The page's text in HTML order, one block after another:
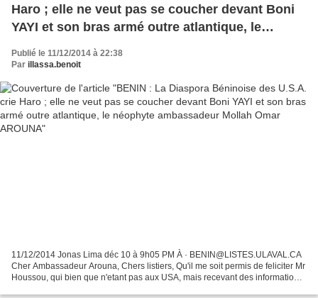
Haro ; elle ne veut pas se coucher devant Boni
YAYI et son bras armé outre atlantique, le
néophyte ambassadeur Mollah Omar AROUNA
Publié le 11/12/2014 à 22:38
Par illassa.benoit
11/12/2014 Jonas Lima déc 10 à 9h05 PM À · BENIN@LISTES.ULAVAL.CA
Cher Ambassadeur Arouna, Chers listiers, Qu'il me soit permis de feliciter Mr
Houssou, qui bien que n'etant pas aux USA, mais recevant des informations